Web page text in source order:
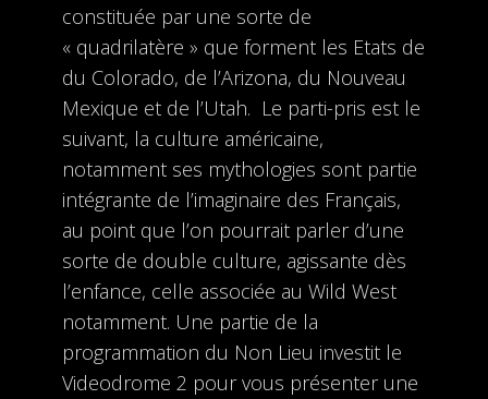
constituée par une sorte de
« quadrilatère » que forment les Etats de
du Colorado, de l’Arizona, du Nouveau
Mexique et de l’Utah. Le parti-pris est le
suivant, la culture américaine,
notamment ses mythologies sont partie
intégrante de l’imaginaire des Français,
au point que l’on pourrait parler d’une
sorte de double culture, agissante dès
l’enfance, celle associée au Wild West
notamment. Une partie de la
programmation du Non Lieu investit le
Videodrome 2 pour vous présenter une